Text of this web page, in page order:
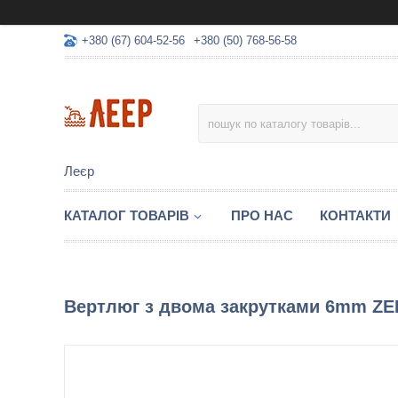
+380 (67) 604-52-56 +380 (50) 768-56-58
Леєр
КАТАЛОГ ТОВАРІВ ПРО НАС КОНТАКТИ
Вертлюг з двома закрутками 6mm